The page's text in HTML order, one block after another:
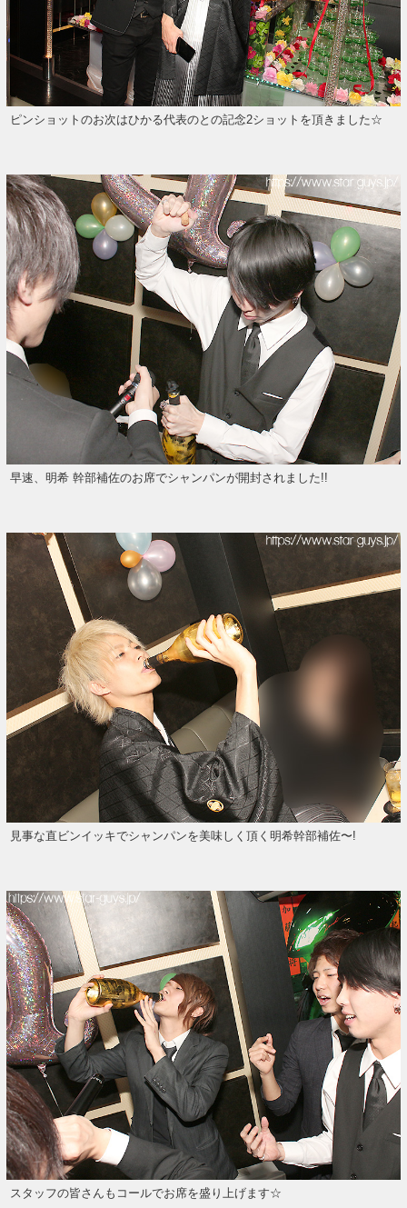
ピンショットのお次はひかる代表のとの記念2ショットを頂きました☆
早速、明希 幹部補佐のお席でシャンパンが開封されました!!
見事な直ビンイッキでシャンパンを美味しく頂く明希幹部補佐〜!
スタッフの皆さんもコールでお席を盛り上げます☆